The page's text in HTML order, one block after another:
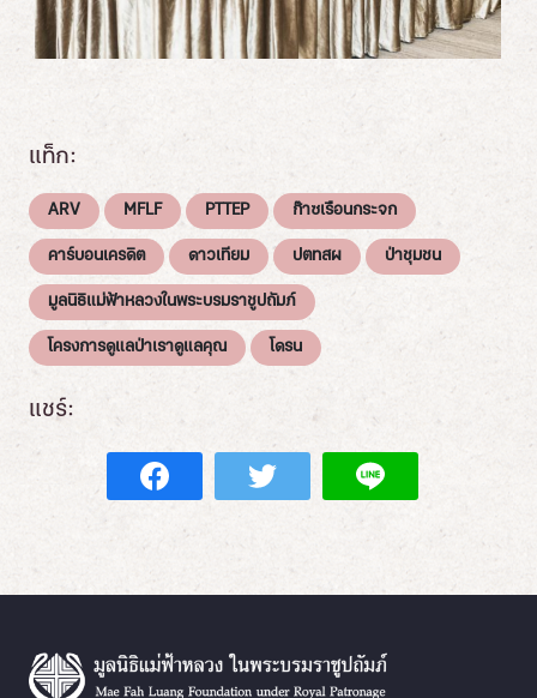
แท็ก:
ARV MFLF PTTEP ก๊าซเรือนกระจก
คาร์บอนเครดิต ดาวเทียม ปตทสผ ป่าชุมชน
มูลนิธิแม่ฟ้าหลวงในพระบรมราชูปถัมภ์
โครงการดูแลป่าเราดูแลคุณ โดรน
แชร์: